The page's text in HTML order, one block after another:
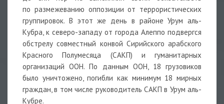
по размежеванию оппозиции от террористических
группировок. В этот же день в районе Урум аль-
Кубра, к северо-западу от города Алеппо подвергся
обстрелу совместный конвой Сирийского арабского
Красного Полумесяца (САКП) и гуманитарных
организаций ООН. По данным ООН, 18 грузовиков
было уничтожено, погибли как минимум 18 мирных
граждан, в том числе руководитель САКП в Урум аль-
Кубре.